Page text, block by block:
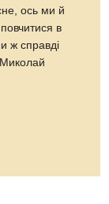
ось ми й
в
ж справді